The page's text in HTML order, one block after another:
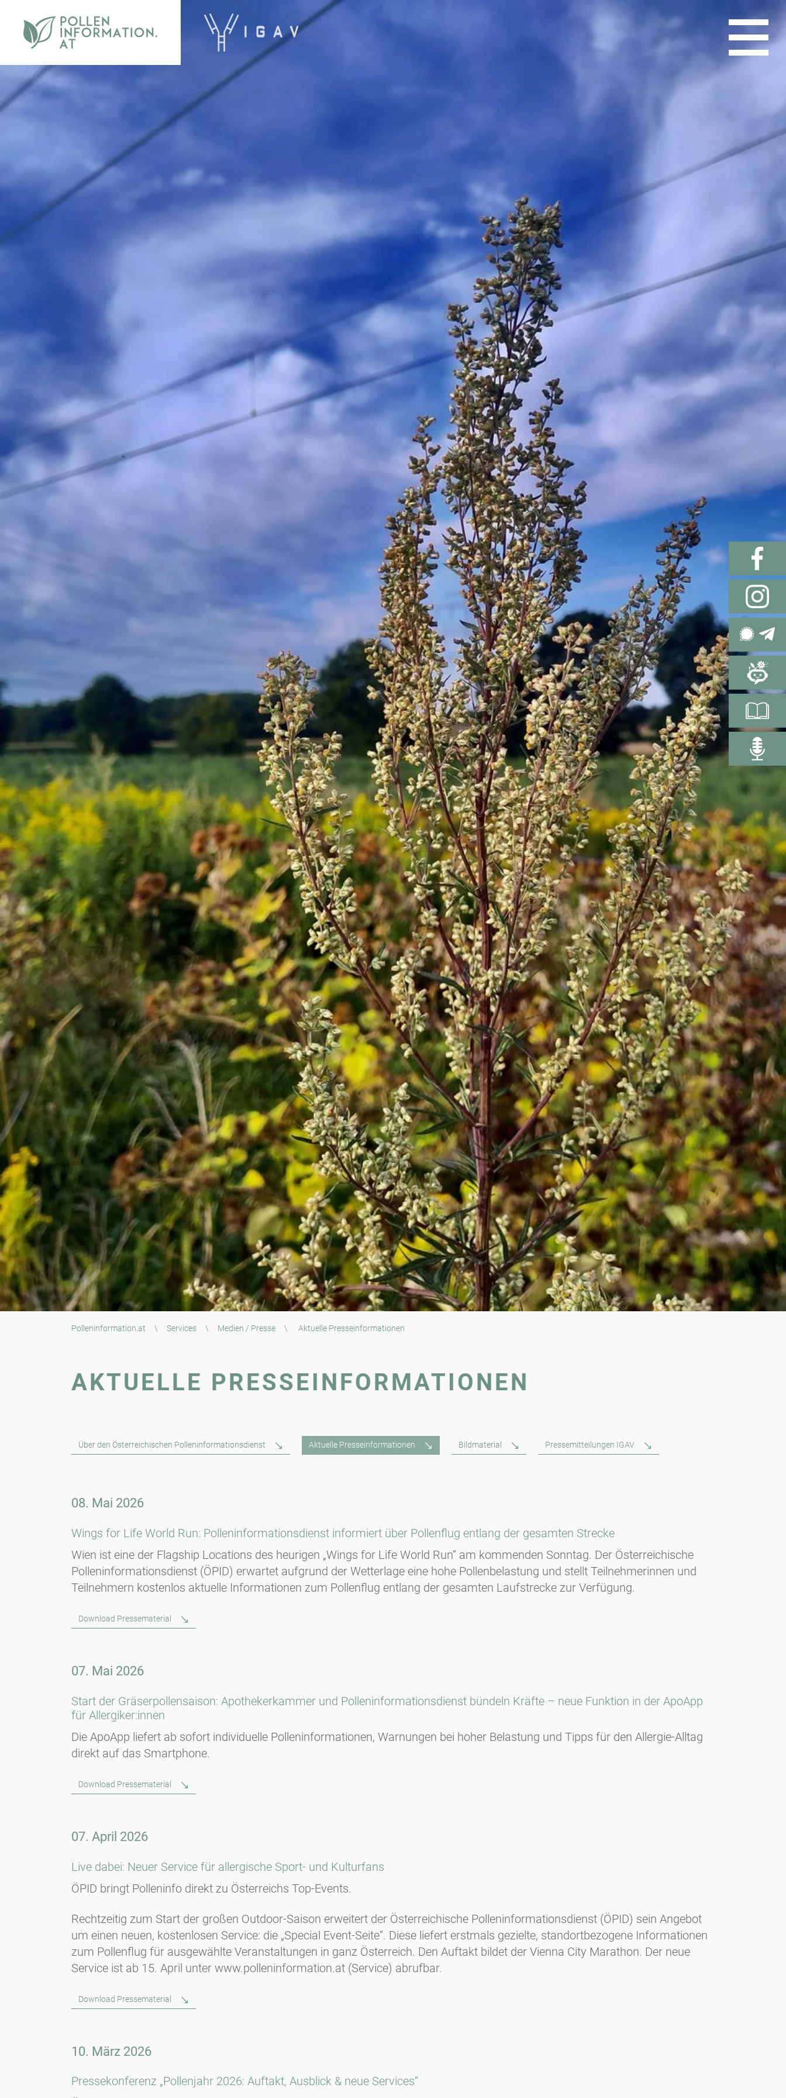
Polleninformation.at \ Services \ Medien / Presse \ Aktuelle Presseinformationen
AKTUELLE PRESSEINFORMATIONEN
Über den Österreichischen Polleninformationsdienst Aktuelle Presseinformationen Bildmaterial Pressemitteilungen IGAV
08. Mai 2026
Wings for Life World Run: Polleninformationsdienst informiert über Pollenflug entlang der gesamten Strecke
Wien ist eine der Flagship Locations des heurigen „Wings for Life World Run“ am kommenden Sonntag. Der Österreichische
Polleninformationsdienst (ÖPID) erwartet aufgrund der Wetterlage eine hohe Pollenbelastung und stellt Teilnehmerinnen und
Teilnehmern kostenlos aktuelle Informationen zum Pollenflug entlang der gesamten Laufstrecke zur Verfügung.
Download Pressematerial
07. Mai 2026
Start der Gräserpollensaison: Apothekerkammer und Polleninformationsdienst bündeln Kräfte – neue Funktion in der ApoApp
für Allergiker:innen
Die ApoApp liefert ab sofort individuelle Polleninformationen, Warnungen bei hoher Belastung und Tipps für den Allergie-Alltag
direkt auf das Smartphone.
Download Pressematerial
07. April 2026
Live dabei: Neuer Service für allergische Sport- und Kulturfans
ÖPID bringt Polleninfo direkt zu Österreichs Top-Events.
Rechtzeitig zum Start der großen Outdoor-Saison erweitert der Österreichische Polleninformationsdienst (ÖPID) sein Angebot
um einen neuen, kostenlosen Service: die „Special Event-Seite“. Diese liefert erstmals gezielte, standortbezogene Informationen
zum Pollenflug für ausgewählte Veranstaltungen in ganz Österreich. Den Auftakt bildet der Vienna City Marathon. Der neue
Service ist ab 15. April unter www.polleninformation.at (Service) abrufbar.
Download Pressematerial
10. März 2026
Pressekonferenz „Pollenjahr 2026: Auftakt, Ausblick & neue Services“